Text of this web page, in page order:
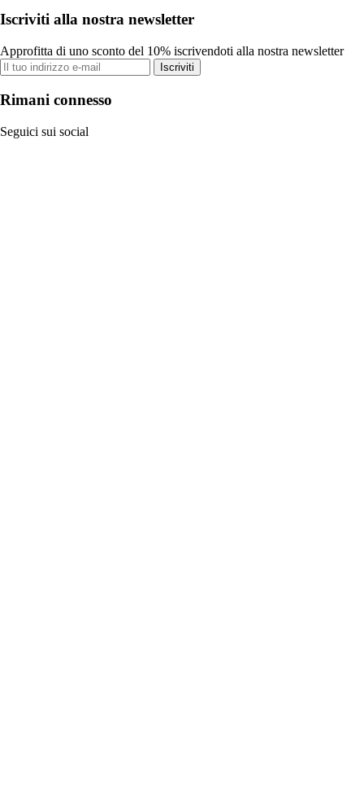
Iscriviti alla nostra newsletter
Approfitta di uno sconto del 10% iscrivendoti alla nostra newsletter
Iscriviti
Rimani connesso
Seguici sui social